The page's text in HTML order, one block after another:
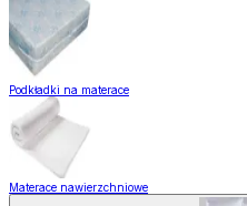
Podkładki na materace
Materace nawierzchniowe